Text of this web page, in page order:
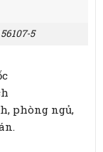
5
phòng ngủ,